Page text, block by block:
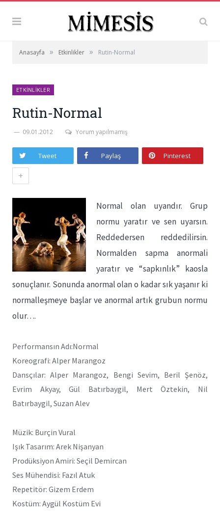
Anasayfa » Etkinlikler » Rutin-Normal
ETKINLIKLER
Rutin-Normal
09.01.2012 Yorum yapılmamış
Tweet Paylaş Pinterest
+
Normal olan uyandır. Grup
normu yaratır ve sen uyarsın.
Reddedersen reddedilirsin.
Normalden sapma anormali
yaratır ve “sapkınlık” kaosla
sonuçlanır. Sonunda anormal olan o kadar sık yaşanır ki
normalleşmeye başlar ve anormal artık grubun normu
olur….
Performansın Adı:Normal
Koreografi: Alper Marangoz
Dansçılar: Alper Marangoz, Bengi Sevim, Beril Şenöz,
Evrim Akyay, Gül Batırbaygil, Mert Öztekin, Nil
Batırbaygil, Suzan Alev
Müzik: Burçin Vural
Işık Tasarım: Arek Nişanyan
Prodüksiyon Amiri: Seçil Demircan
Ses Mühendisi: Fazıl Atuk
Repetitör: Gizem Erdem
Kostüm: Aygül Kostüm Evi